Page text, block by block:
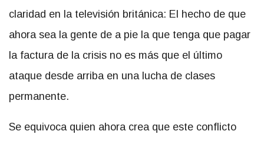
claridad en la televisión británica: El hecho de que
ahora sea la gente de a pie la que tenga que pagar
la factura de la crisis no es más que el último
ataque desde arriba en una lucha de clases
permanente.
Se equivoca quien ahora crea que este conflicto